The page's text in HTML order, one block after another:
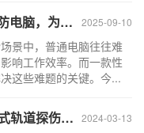
2025-09-10
，为严苛
景中，普通电脑往往难
响工作效率。而一款性
这些难题的关键。今...
2024-03-13
探伤仪上的